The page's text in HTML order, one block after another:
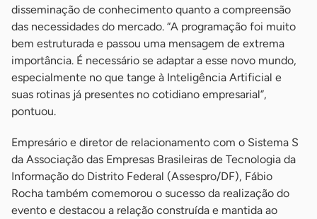
disseminação de conhecimento quanto a compreensão
das necessidades do mercado. “A programação foi muito
bem estruturada e passou uma mensagem de extrema
importância. É necessário se adaptar a esse novo mundo,
especialmente no que tange à Inteligência Artificial e
suas rotinas já presentes no cotidiano empresarial”,
pontuou.
Empresário e diretor de relacionamento com o Sistema S
da Associação das Empresas Brasileiras de Tecnologia da
Informação do Distrito Federal (Assespro/DF), Fábio
Rocha também comemorou o sucesso da realização do
evento e destacou a relação construída e mantida ao